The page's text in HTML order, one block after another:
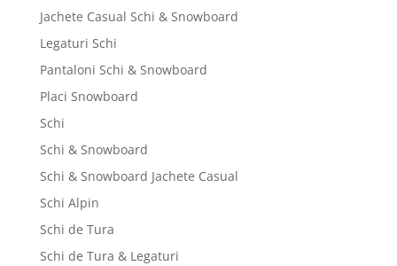
Jachete Casual Schi & Snowboard
Legaturi Schi
Pantaloni Schi & Snowboard
Placi Snowboard
Schi
Schi & Snowboard
Schi & Snowboard Jachete Casual
Schi Alpin
Schi de Tura
Schi de Tura & Legaturi